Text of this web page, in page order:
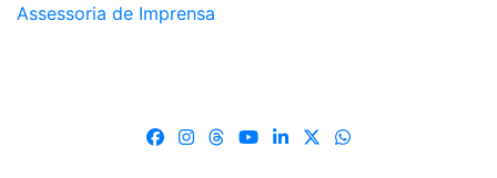
Assessoria de Imprensa